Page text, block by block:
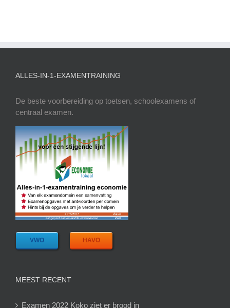
ALLES-IN-1-EXAMENTRAINING
De beste voorbereiding op toetsen, schoolexamens of
centraal examen.
VWO HAVO
MEEST RECENT
Examen 2022 Koko ziet er brood in